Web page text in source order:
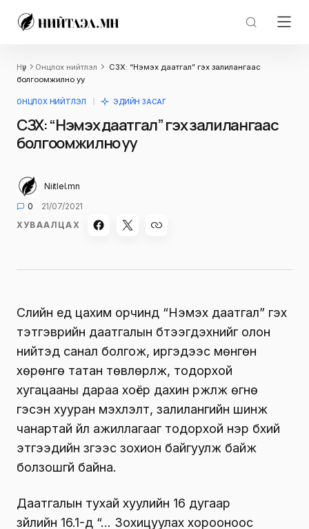
Нүүр Онцлох нийтлэл
СЗХ: “Нэмэх даатгал” гэх залилангаас
болгоомжилно уу
ОНЦЛОХ НИЙТЛЭЛ ЭДИЙН ЗАСАГ
СЗХ: “Нэмэх даатгал” гэх залилангаас
болгоомжилно уу
Niitlel.mn
0
21/07/2021
ХУВААЛЦАХ
Сүүлийн үед цахим орчинд “Нэмэх даатгал” гэх
тэтгэврийн даатгалын бүтээгдэхүүнийг олон
нийтэд санал болгож, иргэдээс мөнгөн
хөрөнгө татан төвлөрүүлж, тодорхой
хугацааны дараа хоёр дахин үржүүлж өгнө
гэсэн хууран мэхлэлт, залилангийн шинж
чанартай үйл ажиллагааг тодорхой нэр бүхий
этгээдийн зүгээс зохион байгуулж байж
болзошгүй байна.
Даатгалын тухай хуулийн 16 дугаар
зүйлийн 16.1-д “… Зохицуулах хорооноос